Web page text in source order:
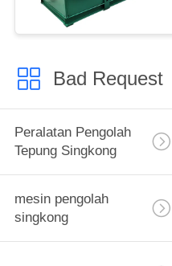
Bad Request
Peralatan Pengolah
Tepung Singkong
mesin pengolah
singkong